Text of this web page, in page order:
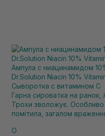
Ампула с ниацинамидом
Dr.Solution Niacin 10%
Сыворотка с витамином С
Гарна сироватка на ранок,
Трохи зволожує.
помітила, загалом
О